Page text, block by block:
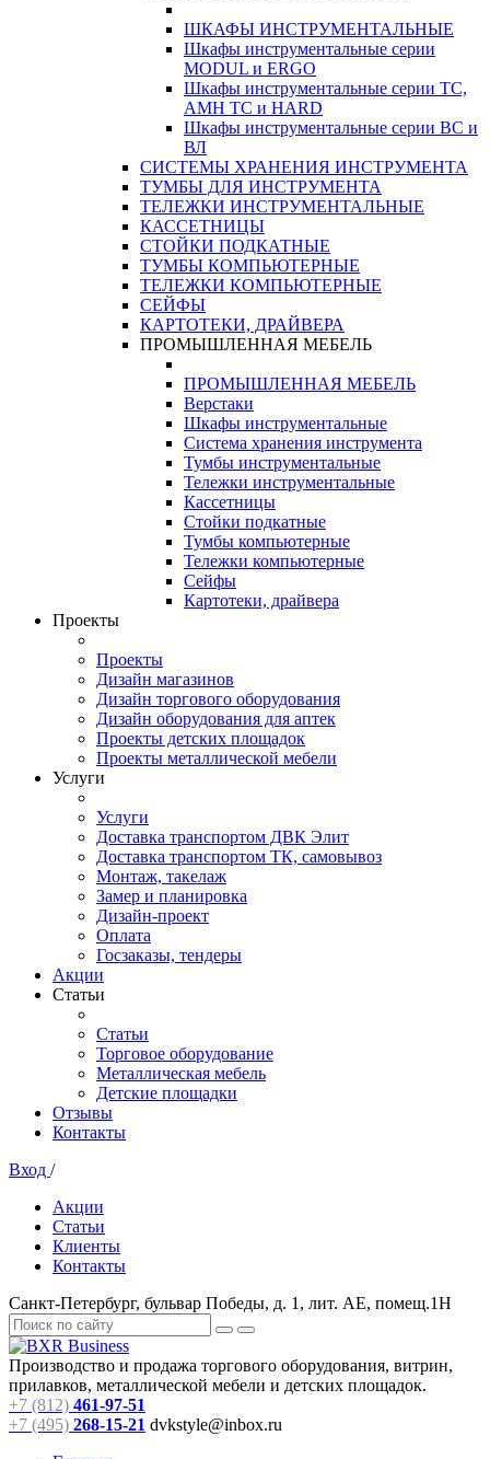
ШКАФЫ ИНСТРУМЕНТАЛЬНЫЕ
Шкафы инструментальные серии
MODUL и ERGO
Шкафы инструментальные серии ТС,
АМН ТС и HARD
Шкафы инструментальные серии ВС и
ВЛ
СИСТЕМЫ ХРАНЕНИЯ ИНСТРУМЕНТА
ТУМБЫ ДЛЯ ИНСТРУМЕНТА
ТЕЛЕЖКИ ИНСТРУМЕНТАЛЬНЫЕ
КАССЕТНИЦЫ
СТОЙКИ ПОДКАТНЫЕ
ТУМБЫ КОМПЬЮТЕРНЫЕ
ТЕЛЕЖКИ КОМПЬЮТЕРНЫЕ
СЕЙФЫ
КАРТОТЕКИ, ДРАЙВЕРА
ПРОМЫШЛЕННАЯ МЕБЕЛЬ
ПРОМЫШЛЕННАЯ МЕБЕЛЬ
Верстаки
Шкафы инструментальные
Система хранения инструмента
Тумбы инструментальные
Тележки инструментальные
Кассетницы
Стойки подкатные
Тумбы компьютерные
Тележки компьютерные
Сейфы
Картотеки, драйвера
Проекты
Проекты
Дизайн магазинов
Дизайн торгового оборудования
Дизайн оборудования для аптек
Проекты детских площадок
Проекты металлической мебели
Услуги
Услуги
Доставка транспортом ДВК Элит
Доставка транспортом ТК, самовывоз
Монтаж, такелаж
Замер и планировка
Дизайн-проект
Оплата
Госзаказы, тендеры
Акции
Статьи
Статьи
Торговое оборудование
Металлическая мебель
Детские площадки
Отзывы
Контакты
Вход /
Акции
Статьи
Клиенты
Контакты
Санкт-Петербург, бульвар Победы, д. 1, лит. АЕ, помещ.1Н
Производство и продажа торгового оборудования, витрин,
прилавков, металлической мебели и детских площадок.
+7 (812) 461-97-51
+7 (495) 268-15-21 dvkstyle@inbox.ru